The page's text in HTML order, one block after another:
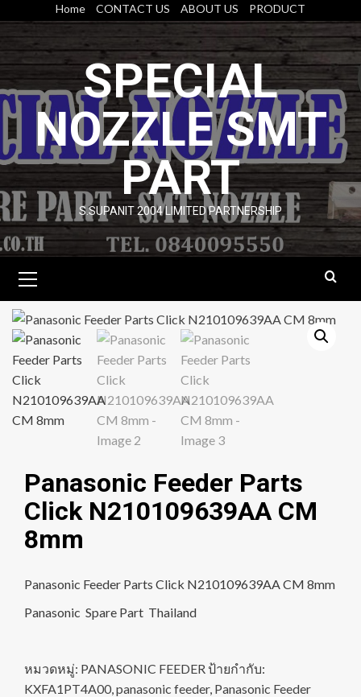
content
Home CONTACT US ABOUT US PRODUCT
SPECIAL
NOZZLE SMT
PART
S.SUPANIT 2004 LIMITED PARTNERSHIP
Menu
Panasonic Feeder Parts
Click N210109639AA CM
8mm
Panasonic Feeder Parts Click N210109639AA CM 8mm
Panasonic Spare Part Thailand
หมวดหมู่: PANASONIC FEEDERป้ายกำกับ:
KXFA1PT4A00,panasonic feeder, Panasonic Feeder